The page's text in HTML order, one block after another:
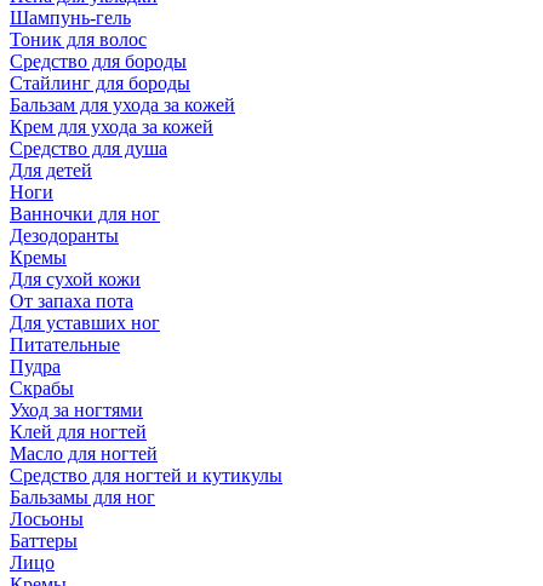
Шампунь-гель
Тоник для волос
Средство для бороды
Стайлинг для бороды
Бальзам для ухода за кожей
Крем для ухода за кожей
Средство для душа
Для детей
Ноги
Ванночки для ног
Дезодоранты
Кремы
Для сухой кожи
От запаха пота
Для уставших ног
Питательные
Пудра
Скрабы
Уход за ногтями
Клей для ногтей
Масло для ногтей
Средство для ногтей и кутикулы
Бальзамы для ног
Лосьоны
Баттеры
Лицо